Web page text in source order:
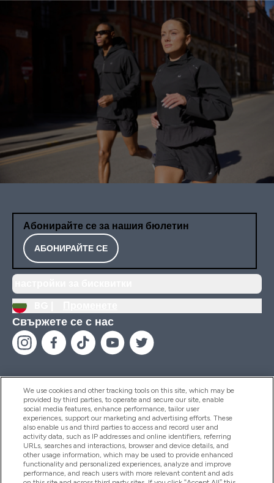
Абонирайте се за нашия бюлетин
АБОНИРАЙТЕ СЕ
Свържете се с нас
Помощ И Информация
Продукти
We use cookies and other tracking tools on this site, which may be
provided by third parties, to operate and secure our site, enable
social media features, enhance performance, tailor user
experiences, support our marketing and advertising efforts. These
also enable us and third parties to access and record user and
activity data, such as IP addresses and online identifiers, referring
URLs, searches and interactions, browser and device details, and
other usage information, which may be used to provide enhanced
functionality and personalized experiences, analyze and improve
performance, and reach users with more relevant content and ads